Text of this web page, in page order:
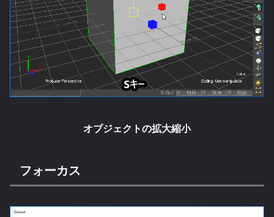
オブジェクトの拡大縮小
フォーカス